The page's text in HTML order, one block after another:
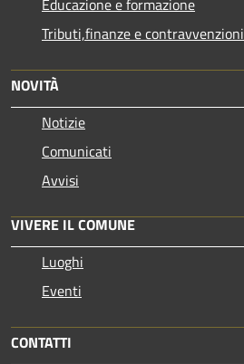
Educazione e formazione
Tributi,finanze e contravvenzioni
NOVITÀ
Notizie
Comunicati
Avvisi
VIVERE IL COMUNE
Luoghi
Eventi
CONTATTI